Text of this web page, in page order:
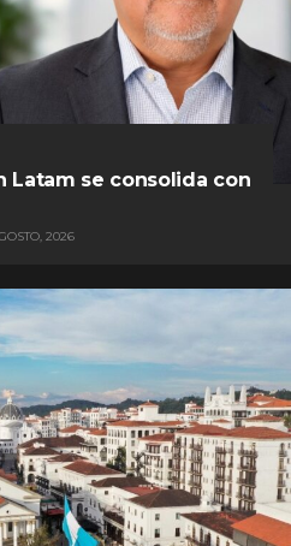
Latam se consolida con
2026